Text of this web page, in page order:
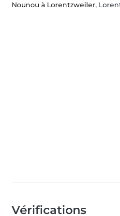
Nounou à Lorentzweiler,
Vérifications